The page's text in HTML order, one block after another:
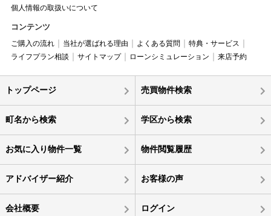
個人情報の取扱いについて
コンテンツ
ご購入の流れ 当社が選ばれる理由 よくある質問
特典・サービス
ライフプラン相談
サイトマップ ローンシミュレーション 来店予約
トップページ 売買物件検索
町名から検索 学区から検索
お気に入り物件一覧 物件閲覧履歴
アドバイザー紹介 お客様の声
会社概要 ログイン